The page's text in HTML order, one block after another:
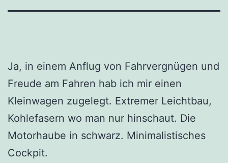
Ja, in einem Anflug von Fahrvergnügen und
Freude am Fahren hab ich mir einen
Kleinwagen zugelegt. Extremer Leichtbau,
Kohlefasern wo man nur hinschaut. Die
Motorhaube in schwarz. Minimalistisches
Cockpit.